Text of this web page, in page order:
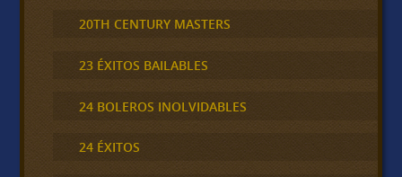
20TH CENTURY MASTERS
23 ÉXITOS BAILABLES
24 BOLEROS INOLVIDABLES
24 ÉXITOS